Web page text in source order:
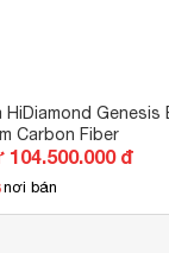
HiDiamond Genesis
Carbon Fiber
đ
nơi bán